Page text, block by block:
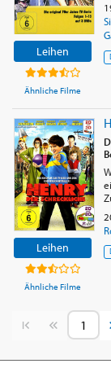
Leihen
Ähnliche Filme
Leihen
Ähnliche Filme